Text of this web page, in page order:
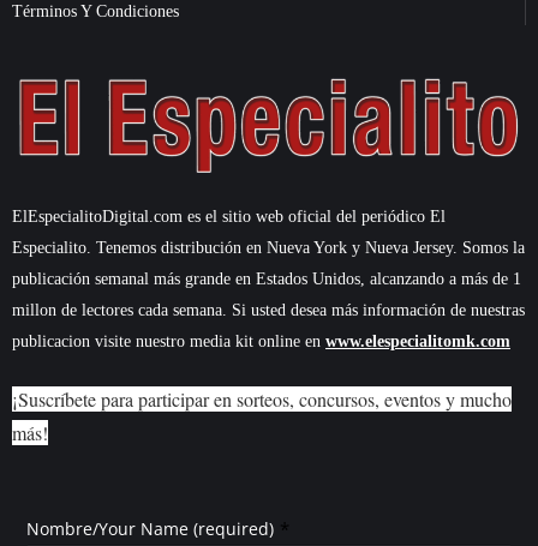
Términos Y Condiciones
ElEspecialitoDigital.com es el sitio web oficial del periódico El
Especialito. Tenemos distribución en Nueva York y Nueva Jersey. Somos la
publicación semanal más grande en Estados Unidos, alcanzando a más de 1
millon de lectores cada semana. Si usted desea más información de nuestras
publicacion visite nuestro media kit online en www.elespecialitomk.com
¡Suscríbete para participar en sorteos, concursos, eventos y mucho
más!
Nombre/Your Name (required) *